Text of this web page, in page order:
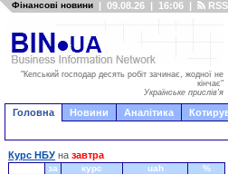
Фінансові новини | 09.08.26 | 16:06 | RSS
"Кепський господар десять робіт зачинає, жодної не
кінчає"
Українське прислів'я
Головна Новини Аналітика
Курс НБУ на завтра
за курс uah
%